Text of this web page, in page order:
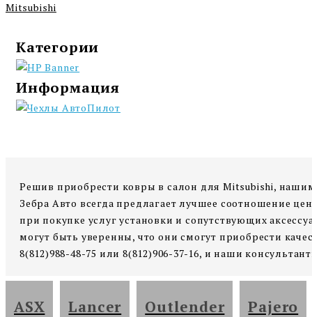
Mitsubishi
Категории
Информация
Решив приобрести ковры в салон для Mitsubishi,
Зебра Авто всегда предлагает лучшее соотношение
при покупке услуг установки и сопутствующих
могут быть уверенны, что они смогут приобрести
8(812)988-48-75 или 8(812)906-37-16, и наши
ASX Lancer Outlender Pajero